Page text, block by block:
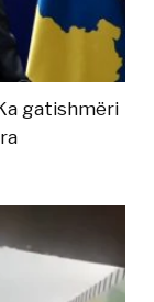
gatishmëri